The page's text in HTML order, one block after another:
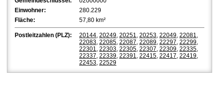
Einwohner:
280.229
Fläche:
57,80 km²
Postleitzahlen (PLZ): 20144, 20249, 20251, 20253, 22049, 22081,
22083, 22085, 22087, 22089, 22297, 22299,
22301, 22303, 22305, 22307, 22309, 22335,
22337, 22339, 22391, 22415, 22417, 22419,
22453, 22529